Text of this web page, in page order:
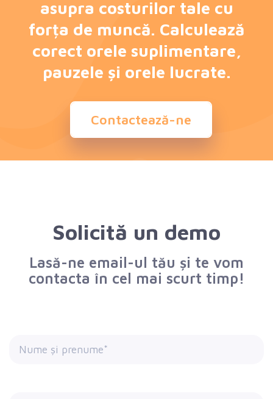
asupra costurilor tale cu
forța de muncă. Calculează
corect orele suplimentare,
pauzele și orele lucrate.
Contactează-ne
Solicită un demo
Lasă-ne email-ul tău și te vom
contacta în cel mai scurt timp!